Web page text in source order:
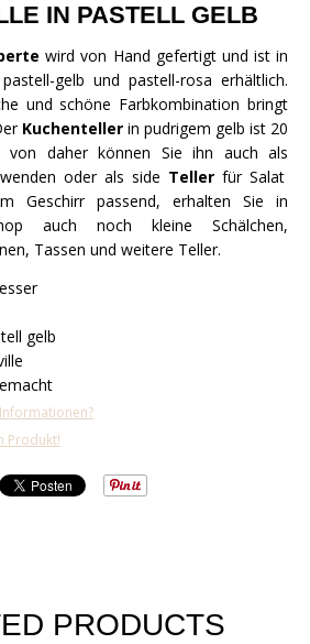
IN PASTELL GELB
wird von Hand gefertigt und ist in
gelb und pastell-rosa erhältlich.
und schöne Farbkombination bringt
Kuchenteller in pudrigem gelb ist 20
von daher können Sie ihn auch als
oder als side Teller für Salat
Geschirr passend, erhalten Sie in
auch noch kleine Schälchen,
Tassen und weitere Teller.
gelb
Produkt!
PRODUCTS